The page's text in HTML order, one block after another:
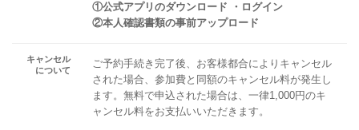
①公式アプリのダウンロード ・ログイン
②本人確認書類の事前アップロード
キャンセル
について
ご予約手続き完了後、お客様都合によりキャンセル
された場合、参加費と同額のキャンセル料が発生し
ます。無料で申込された場合は、一律1,000円のキ
ャンセル料をお支払いいただきます。